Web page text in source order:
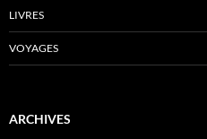
LIVRES
VOYAGES
ARCHIVES